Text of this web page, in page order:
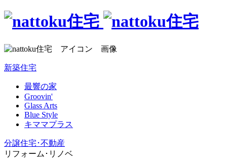
新築住宅
最響の家
Groovin'
Glass Arts
Blue Style
キママプラス
分譲住宅･不動産
リフォーム･リノベ